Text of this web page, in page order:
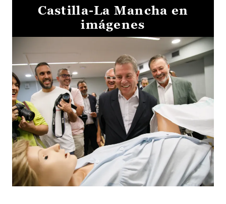
Castilla-La Mancha en
imágenes